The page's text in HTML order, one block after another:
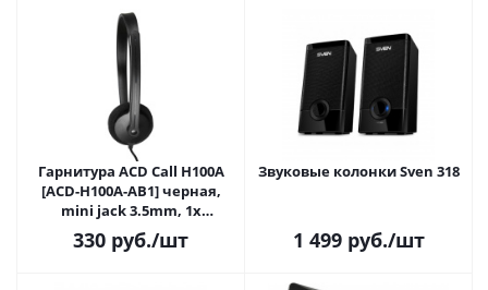
Гарнитура ACD Call H100A
[ACD-H100A-AB1] черная,
mini jack 3.5mm, 1х
динамик 40мм,
поворотный микрофон,
330 руб./шт
Звуковые колонки Sven 318
1 499руб./шт